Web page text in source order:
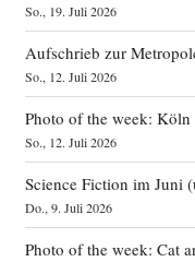
So., 19. Juli 2026
Aufschrieb zur
So., 12. Juli 2026
Photo of the week:
So., 12. Juli 2026
Science Fiction im Juni
Do., 9. Juli 2026
Photo of the week: Cat